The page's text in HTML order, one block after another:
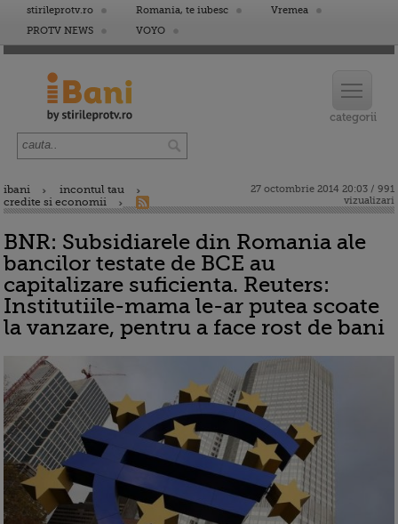
stirileprotv.ro Romania, te iubesc
Vremea
PROTV NEWS
VOYO
ibani
incontul tau
credite si economii
27 octombrie 2014 20:03 / 991
vizualizari
BNR: Subsidiarele din Romania ale
bancilor testate de BCE au
capitalizare suficienta. Reuters:
Institutiile-mama le-ar putea scoate
la vanzare, pentru a face rost de bani